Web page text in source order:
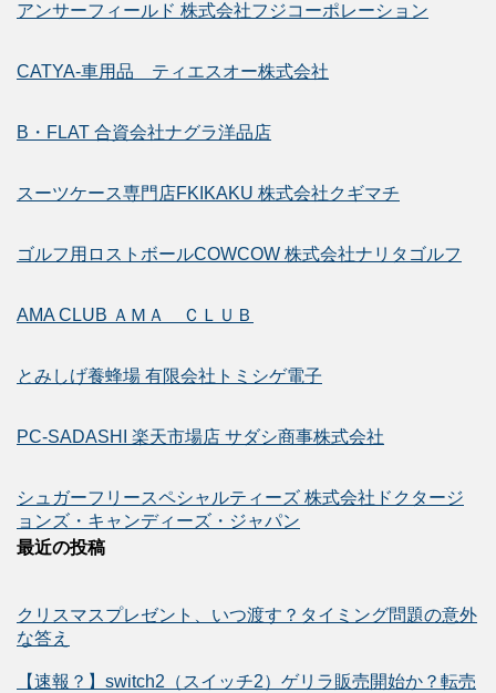
アンサーフィールド 株式会社フジコーポレーション
CATYA-車用品 ティエスオー株式会社
B・FLAT 合資会社ナグラ洋品店
スーツケース専門店FKIKAKU 株式会社クギマチ
ゴルフ用ロストボールCOWCOW 株式会社ナリタゴルフ
AMA CLUB ＡＭＡ ＣＬＵＢ
とみしげ養蜂場 有限会社トミシゲ電子
PC-SADASHI 楽天市場店 サダシ商事株式会社
シュガーフリースペシャルティーズ 株式会社ドクタージ
ョンズ・キャンディーズ・ジャパン
最近の投稿
クリスマスプレゼント、いつ渡す？タイミング問題の意外
な答え
【速報？】switch2（スイッチ2）ゲリラ販売開始か？転売